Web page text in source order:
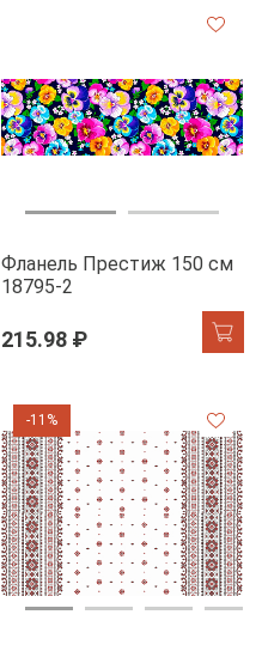
Фланель Престиж 150 см
18795-2
215.98 ₽
-11%